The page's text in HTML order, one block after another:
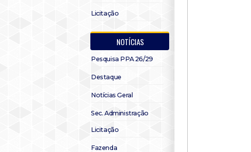
Licitação
NOTÍCIAS
Pesquisa PPA 26/29
Destaque
Notícias Geral
Sec. Administração
Licitação
Fazenda